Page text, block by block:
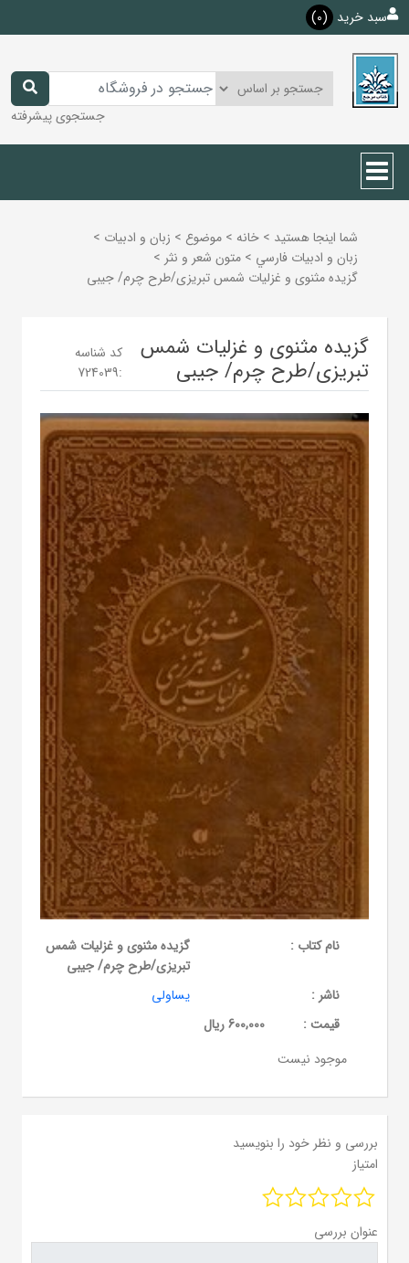
سبد خرید (0)
جستجوی پیشرفته
شما اینجا هستید > خانه > موضوع > زبان و ادبيات >
زبان و ادبيات فارسي > متون شعر و نثر >
گزیده مثنوی و غزلیات شمس تبریزی/طرح چرم/ جیبی
گزیده مثنوی و غزلیات شمس
تبریزی/طرح چرم/ جیبی
کد شناسه
:
724039
نام کتاب :
گزیده مثنوی و غزلیات شمس
تبریزی/طرح چرم/ جیبی
ناشر :
یساولی
قيمت :
600,000 ریال
موجود نیست
بررسی و نظر خود را بنویسید
امتیاز
عنوان بررسی